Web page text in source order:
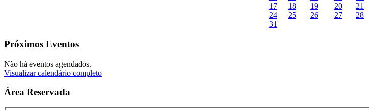
17
18 19 20 21
24
25 26 27 28
31
Próximos Eventos
Não há eventos agendados.
Visualizar calendário completo
Área Reservada